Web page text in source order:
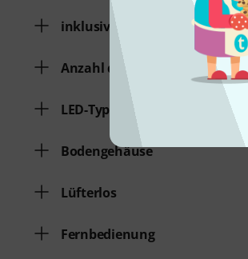
inklusive Leuchtmittel ?
Anzahl der LED´s
LED-Typ
Bodengehäuse
Lüfterlos
Fernbedienung